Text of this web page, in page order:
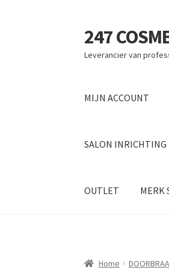
Ga
door
naar
Ga
naar
de
247
Leverancier van
MIJN ACCOUNT
SALON INRICHTING
OUTLET MERK
Home